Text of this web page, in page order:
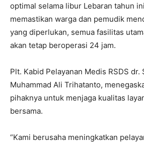
optimal selama libur Lebaran tahun
memastikan warga dan pemudik
yang diperlukan, semua fasilitas
akan tetap beroperasi 24 jam.
Plt. Kabid Pelayanan Medis RSDS dr.
Muhammad Ali Trihatanto,
pihaknya untuk menjaga kualitas
bersama.
“Kami berusaha meningkatkan